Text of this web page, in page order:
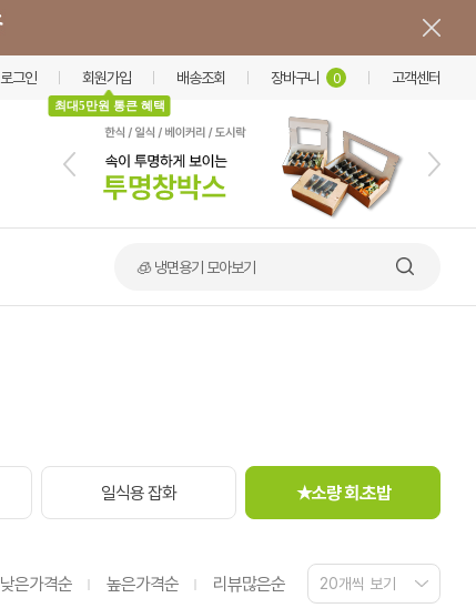
로그인 회원가입
최대5만원 통큰 혜택
배송조회 장바구니 0 고객센터
🧊 냉면용기 모아보기
일식용 잡화 ★소량 회.초밥
낮은가격순 높은가격순 리뷰많은순